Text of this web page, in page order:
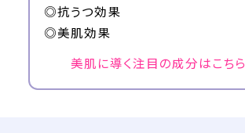
◎抗うつ効果
◎美肌効果
美肌に導く注目の成分はこちら